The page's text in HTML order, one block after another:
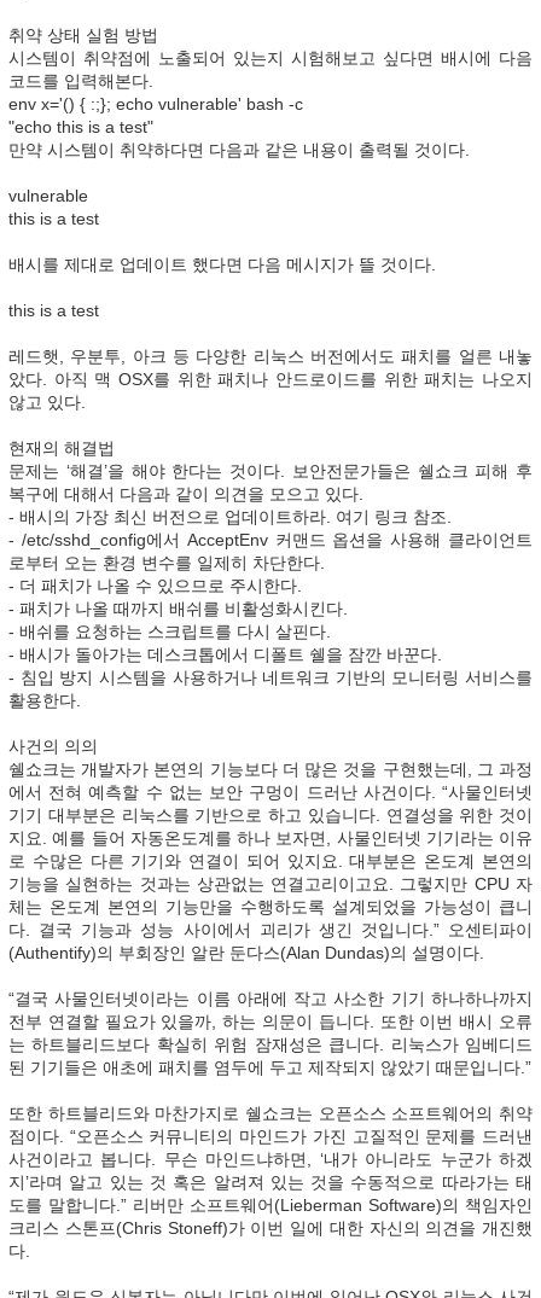
취약 상태 실험 방법
시스템이 취약점에 노출되어 있는지 시험해보고 싶다면 배시에 다음
코드를 입력해본다.
env x='() { :;}; echo vulnerable' bash -c
"echo this is a test"
만약 시스템이 취약하다면 다음과 같은 내용이 출력될 것이다.
vulnerable
this is a test
배시를 제대로 업데이트 했다면 다음 메시지가 뜰 것이다.
this is a test
레드햇, 우분투, 아크 등 다양한 리눅스 버전에서도 패치를 얼른 내놓
았다. 아직 맥 OSX를 위한 패치나 안드로이드를 위한 패치는 나오지
않고 있다.
현재의 해결법
문제는 ‘해결’을 해야 한다는 것이다. 보안전문가들은 쉘쇼크 피해 후
복구에 대해서 다음과 같이 의견을 모으고 있다.
- 배시의 가장 최신 버전으로 업데이트하라. 여기 링크 참조.
- /etc/sshd_config에서 AcceptEnv 커맨드 옵션을 사용해 클라이언트
로부터 오는 환경 변수를 일제히 차단한다.
- 더 패치가 나올 수 있으므로 주시한다.
- 패치가 나올 때까지 배쉬를 비활성화시킨다.
- 배쉬를 요청하는 스크립트를 다시 살핀다.
- 배시가 돌아가는 데스크톱에서 디폴트 쉘을 잠깐 바꾼다.
- 침입 방지 시스템을 사용하거나 네트워크 기반의 모니터링 서비스를
활용한다.
사건의 의의
쉘쇼크는 개발자가 본연의 기능보다 더 많은 것을 구현했는데, 그 과정
에서 전혀 예측할 수 없는 보안 구멍이 드러난 사건이다. “사물인터넷
기기 대부분은 리눅스를 기반으로 하고 있습니다. 연결성을 위한 것이
지요. 예를 들어 자동온도계를 하나 보자면, 사물인터넷 기기라는 이유
로 수많은 다른 기기와 연결이 되어 있지요. 대부분은 온도계 본연의
기능을 실현하는 것과는 상관없는 연결고리이고요. 그렇지만 CPU 자
체는 온도계 본연의 기능만을 수행하도록 설계되었을 가능성이 큽니
다. 결국 기능과 성능 사이에서 괴리가 생긴 것입니다.” 오센티파이
(Authentify)의 부회장인 알란 둔다스(Alan Dundas)의 설명이다.
“결국 사물인터넷이라는 이름 아래에 작고 사소한 기기 하나하나까지
전부 연결할 필요가 있을까, 하는 의문이 듭니다. 또한 이번 배시 오류
는 하트블리드보다 확실히 위험 잠재성은 큽니다. 리눅스가 임베디드
된 기기들은 애초에 패치를 염두에 두고 제작되지 않았기 때문입니다.”
또한 하트블리드와 마찬가지로 쉘쇼크는 오픈소스 소프트웨어의 취약
점이다. “오픈소스 커뮤니티의 마인드가 가진 고질적인 문제를 드러낸
사건이라고 봅니다. 무슨 마인드냐하면, ‘내가 아니라도 누군가 하겠
지’라며 알고 있는 것 혹은 알려져 있는 것을 수동적으로 따라가는 태
도를 말합니다.” 리버만 소프트웨어(Lieberman Software)의 책임자인
크리스 스톤프(Chris Stoneff)가 이번 일에 대한 자신의 의견을 개진했
다.